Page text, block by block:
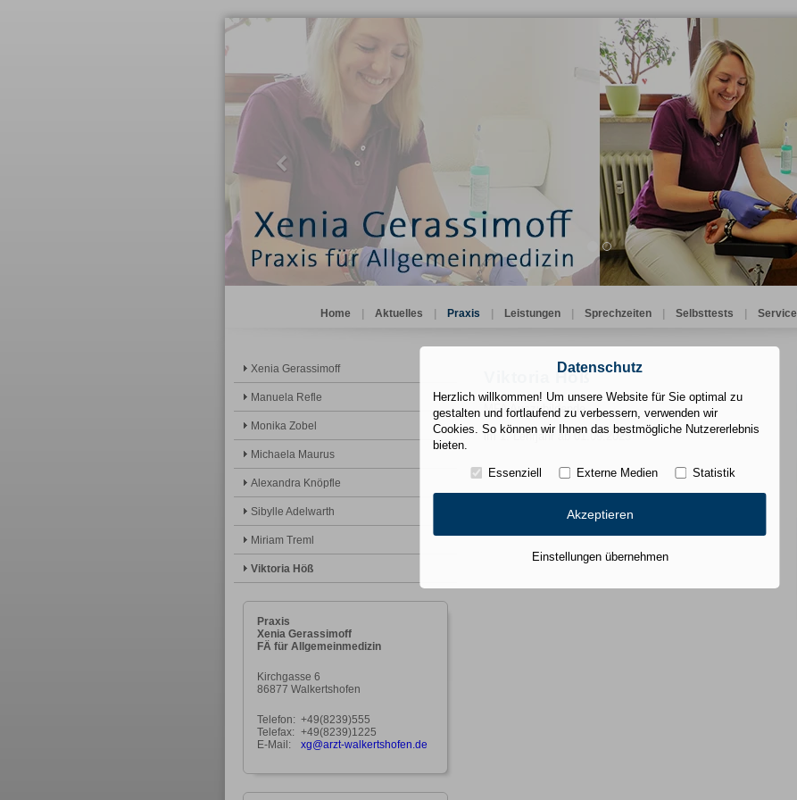
Previous
Home Aktuelles Praxis Leistungen Sprechzeiten Selbsttests Service
Xenia Gerassimoff
Manuela Refle
Monika Zobel
Michaela Maurus
Alexandra Knöpfle
Sibylle Adelwarth
Miriam Treml
Viktoria Höß
Praxis
Xenia Gerassimoff
FÄ für Allgemeinmedizin
Kirchgasse 6
86877 Walkertshofen
Telefon: +49(8239)555
Telefax: +49(8239)1225
E-Mail:
xg@arzt-walkertshofen.de
Viktoria Höß
MFA Auszubildende
im 1. Lehrjahr ab 01.09.2025
Datenschutz
Herzlich willkommen! Um unsere Website für Sie optimal zu
gestalten und fortlaufend zu verbessern, verwenden wir
Cookies. So können wir Ihnen das bestmögliche Nutzererlebnis
bieten.
Essenziell Externe Medien Statistik
Akzeptieren
Einstellungen übernehmen